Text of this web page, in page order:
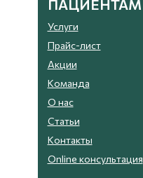
ПАЦИЕНТАМ
Услуги
Прайс-лист
Акции
Команда
О нас
Статьи
Контакты
Online консультация